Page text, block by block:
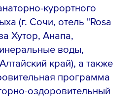
курортного
(г. Сочи, отель "Rosa
Хутор, Анапа,
воды,
край), а также
программа
оздоровительный